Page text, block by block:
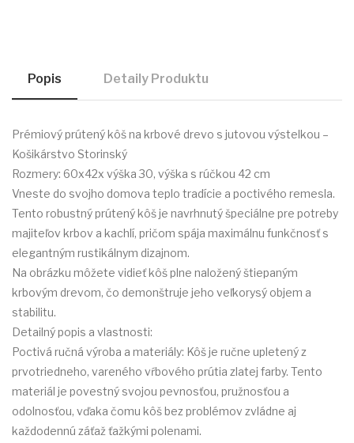
Popis Detaily Produktu
Prémiový prútený kôš na krbové drevo s jutovou výstelkou –
Košikárstvo Storinský
Rozmery: 60x42x výška 30, výška s rúčkou 42 cm
Vneste do svojho domova teplo tradície a poctivého remesla.
Tento robustný prútený kôš je navrhnutý špeciálne pre potreby
majiteľov krbov a kachlí, pričom spája maximálnu funkčnosť s
elegantným rustikálnym dizajnom.
Na obrázku môžete vidieť kôš plne naložený štiepaným
krbovým drevom, čo demonštruje jeho veľkorysý objem a
stabilitu.
Detailný popis a vlastnosti:
Poctivá ručná výroba a materiály: Kôš je ručne upletený z
prvotriedneho, vareného vŕbového prútia zlatej farby. Tento
materiál je povestný svojou pevnosťou, pružnosťou a
odolnosťou, vďaka čomu kôš bez problémov zvládne aj
každodennú záťaž ťažkými polenami.